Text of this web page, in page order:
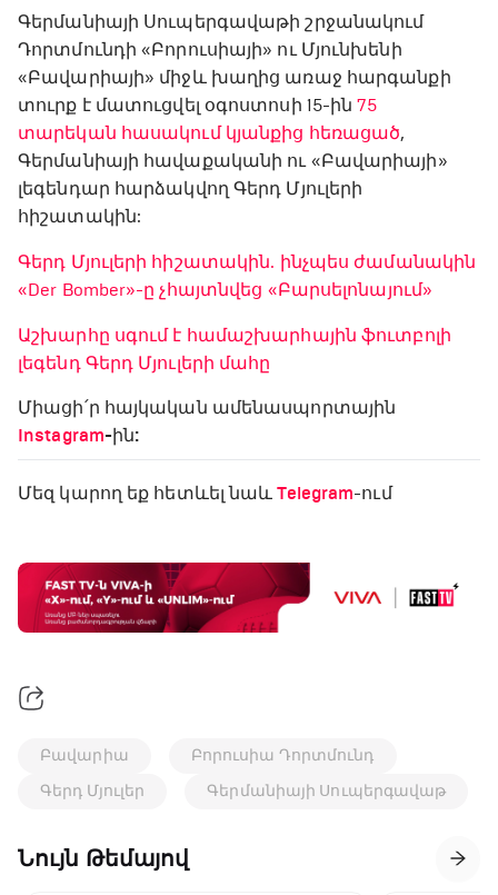
Գերմանիայի Սուպերգավաթի շրջանակում
Դորտմունդի «Բորուսիայի» ու Մյունխենի
«Բավարիայի» միջև խաղից առաջ հարգանքի
տուրք է մատուցվել օգոստոսի 15-ին75
տարեկան հասակում կյանքից հեռացած,
Գերմանիայի հավաքականի ու «Բավարիայի»
լեգենդար հարձակվող Գերդ Մյուլերի
հիշատակին:
Գերդ Մյուլերի հիշատակին. ինչպես ժամանակին
«Der Bomber»-ը չհայտնվեց «Բարսելոնայում»
Աշխարհը սգում է համաշխարհային ֆուտբոլի
լեգենդ Գերդ Մյուլերի մահը
Միացի՛ր հայկական ամենասպորտային
Instagram-ին:
Մեզ կարող եք հետևել նաև Telegram-ում
Բավարիա
Բորուսիա Դորտմունդ
Գերդ Մյուլեր
Գերմանիայի Սուպերգավաթ
Նույն Թեմայով